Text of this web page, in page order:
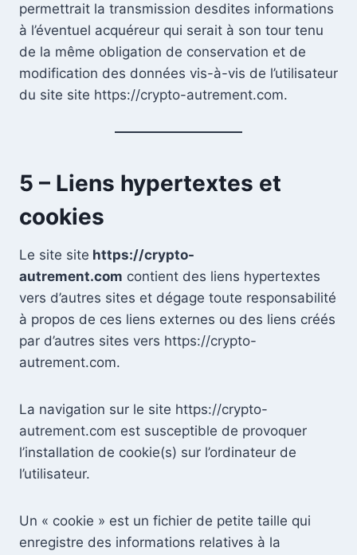
permettrait la transmission desdites informations
à l’éventuel acquéreur qui serait à son tour tenu
de la même obligation de conservation et de
modification des données vis-à-vis de l’utilisateur
du site site https://crypto-autrement.com.
5 – Liens hypertextes et
cookies
Le site site https://crypto-
autrement.com contient des liens hypertextes
vers d’autres sites et dégage toute responsabilité
à propos de ces liens externes ou des liens créés
par d’autres sites vers https://crypto-
autrement.com.
La navigation sur le site https://crypto-
autrement.com est susceptible de provoquer
l’installation de cookie(s) sur l’ordinateur de
l’utilisateur.
Un « cookie » est un fichier de petite taille qui
enregistre des informations relatives à la